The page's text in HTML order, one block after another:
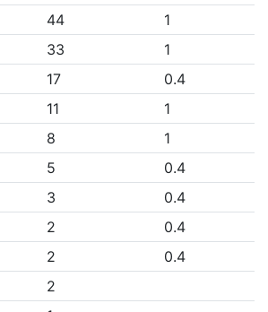
44
1
33
1
17
0.4
11
1
8
1
5
0.4
3
0.4
2
0.4
2
0.4
2